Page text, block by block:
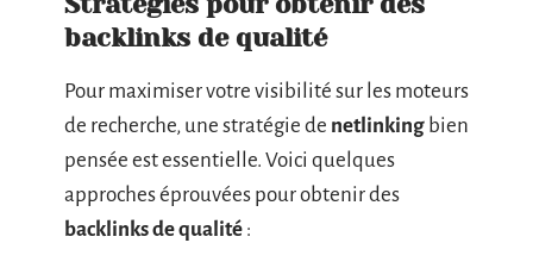
backlinks de qualité
Pour maximiser votre visibilité sur les moteurs
de recherche, une stratégie de netlinking bien
pensée est essentielle. Voici quelques
approches éprouvées pour obtenir des
backlinks de qualité :